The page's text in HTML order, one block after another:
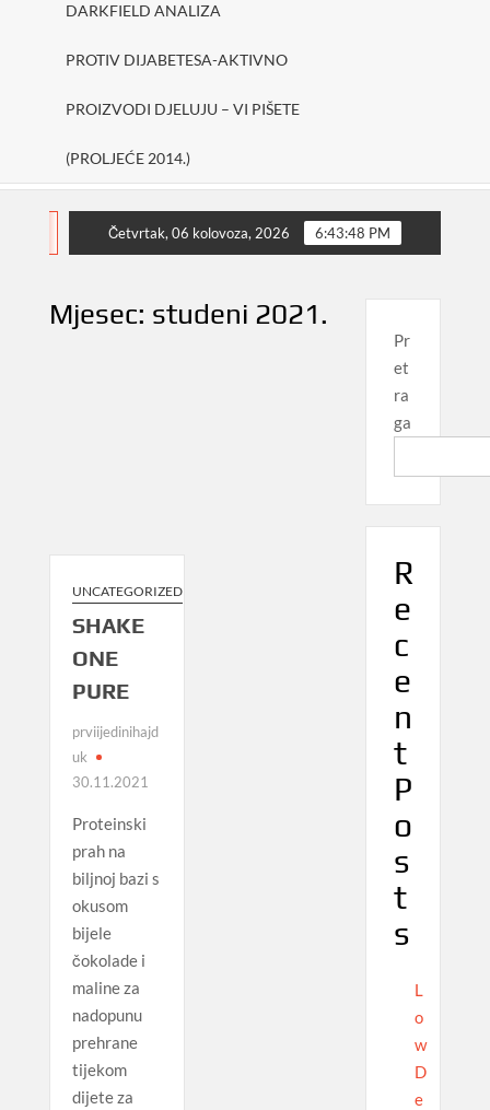
DARKFIELD ANALIZA
PROTIV DIJABETESA-AKTIVNO
PROIZVODI DJELUJU – VI PIŠETE
(PROLJEĆE 2014.)
FLASH
SHAKE ONE PURE Protiv
Četvrtak, 06 kolovoza, 2026 6:43:49 PM
Mjesec: studeni 2021.
UNCATEGORIZED
SHAKE
ONE
PURE
prviijedinihajd
uk
30.11.2021
Proteinski
prah na
biljnoj bazi s
okusom
bijele
čokolade i
maline za
nadopunu
prehrane
tijekom
dijete za
Pr
et
ra
ga
R
e
c
e
n
t
P
o
s
t
s
L
o
w
D
e